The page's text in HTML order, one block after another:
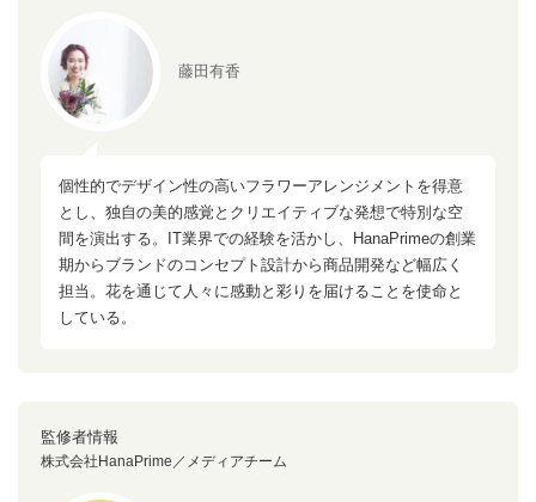
藤田有香
個性的でデザイン性の高いフラワーアレンジメントを得意
とし、独自の美的感覚とクリエイティブな発想で特別な空
間を演出する。IT業界での経験を活かし、HanaPrimeの創業
期からブランドのコンセプト設計から商品開発など幅広く
担当。花を通じて人々に感動と彩りを届けることを使命と
している。
監修者情報
株式会社HanaPrime／メディアチーム